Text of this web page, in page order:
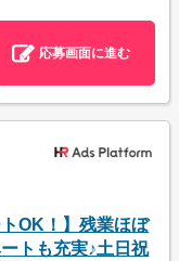
応募画面に進む
トOK！】残業ほぼ
トも充実♪土日祝